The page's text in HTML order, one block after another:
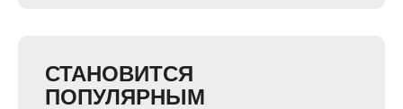
СТАНОВИТСЯ
ПОПУЛЯРНЫМ